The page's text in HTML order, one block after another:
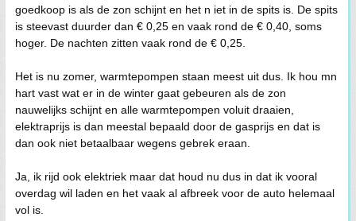
goedkoop is als de zon schijnt en het n iet in de spits is. De spits
is steevast duurder dan € 0,25 en vaak rond de € 0,40, soms
hoger. De nachten zitten vaak rond de € 0,25.
Het is nu zomer, warmtepompen staan meest uit dus. Ik hou mn
hart vast wat er in de winter gaat gebeuren als de zon
nauwelijks schijnt en alle warmtepompen voluit draaien,
elektraprijs is dan meestal bepaald door de gasprijs en dat is
dan ook niet betaalbaar wegens gebrek eraan.
Ja, ik rijd ook elektriek maar dat houd nu dus in dat ik vooral
overdag wil laden en het vaak al afbreek voor de auto helemaal
vol is.